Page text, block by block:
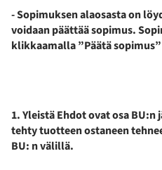
- Sopimuksen alaosasta on
voidaan päättää sopimus.
klikkaamalla ”Päätä
1. Yleistä Ehdot ovat osa
tehty tuotteen ostaneen
BU: n välillä.